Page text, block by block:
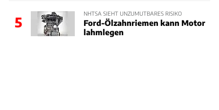
5
NHTSA SIEHT UNZUMUTBARES RISIKO
Ford-Ölzahnriemen kann Motor
lahmlegen